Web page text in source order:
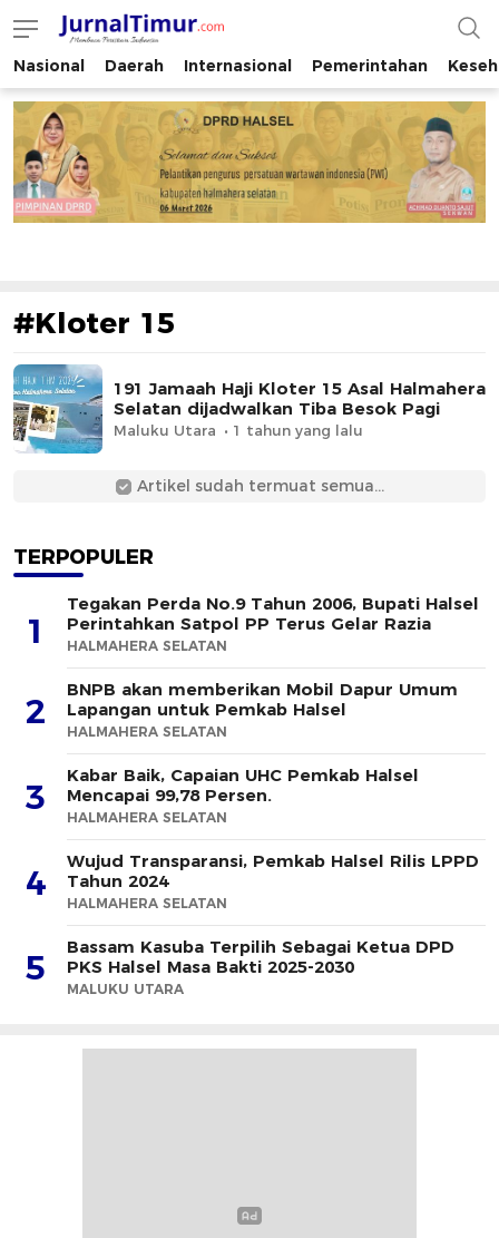
JurnalTimur.com
Membaca Peristiwa Indonesia
Nasional Daerah Internasional Pemerintahan
#Kloter 15
191 Jamaah Haji Kloter 15 Asal Halmahera
Selatan dijadwalkan Tiba Besok Pagi
Maluku Utara 1 tahun yang lalu
Artikel sudah termuat semua...
TERPOPULER
1
Tegakan Perda No.9 Tahun 2006, Bupati Halsel
Perintahkan Satpol PP Terus Gelar Razia
HALMAHERA SELATAN
2
BNPB akan memberikan Mobil Dapur Umum
Lapangan untuk Pemkab Halsel
HALMAHERA SELATAN
3
Kabar Baik, Capaian UHC Pemkab Halsel
Mencapai 99,78 Persen.
HALMAHERA SELATAN
4
Wujud Transparansi, Pemkab Halsel Rilis LPPD
Tahun 2024
HALMAHERA SELATAN
5
Bassam Kasuba Terpilih Sebagai Ketua DPD
PKS Halsel Masa Bakti 2025-2030
MALUKU UTARA